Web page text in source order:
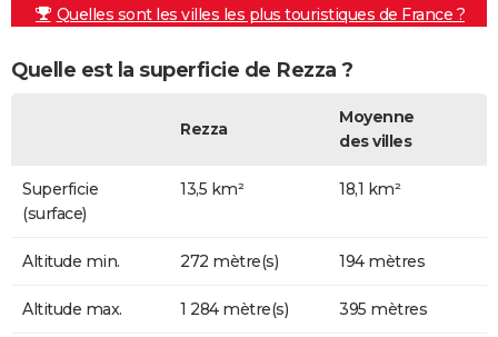
Quelles sont les villes les plus touristiques de France ?
Quelle est la superficie de Rezza ?
Rezza
Moyenne
des villes
Superficie
(surface)
13,5 km² 18,1 km²
Altitude min. 272 mètre(s) 194 mètres
Altitude max. 1 284 mètre(s) 395 mètres